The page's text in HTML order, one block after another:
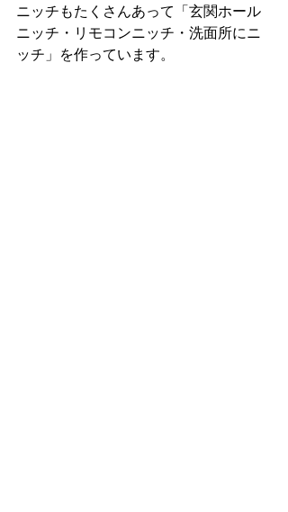
ニッチもたくさんあって「玄関ホール
ニッチ・リモコンニッチ・洗面所にニ
ッチ」を作っています。